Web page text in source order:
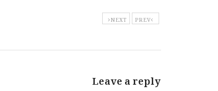
PREV
NEXT
Leave a reply